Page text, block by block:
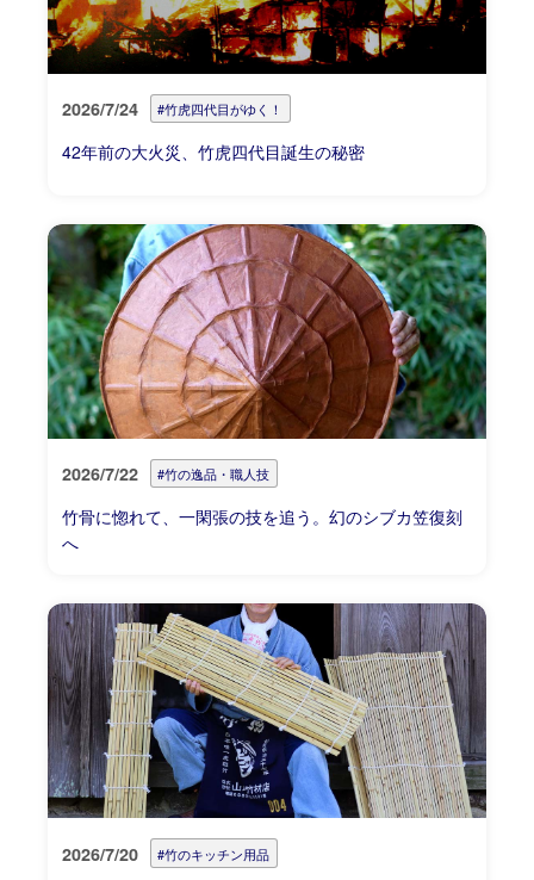
2026/7/24 #竹虎四代目がゆく！
42年前の大火災、竹虎四代目誕生の秘密
2026/7/22 #竹の逸品・職人技
竹骨に惚れて、一閑張の技を追う。幻のシブカ笠復刻
へ
2026/7/20 #竹のキッチン用品